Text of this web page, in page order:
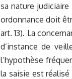
sa nature judiciaire
ordonnance doit
art. 13). La
d’instance de
l’hypothèse
la saisie est